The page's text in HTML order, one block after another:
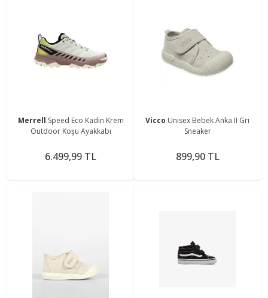
Merrell Speed Eco Kadın Krem
Outdoor Koşu Ayakkabı
6.499,99 TL
Vicco Unisex Bebek Anka II Gri
Sneaker
899,90 TL